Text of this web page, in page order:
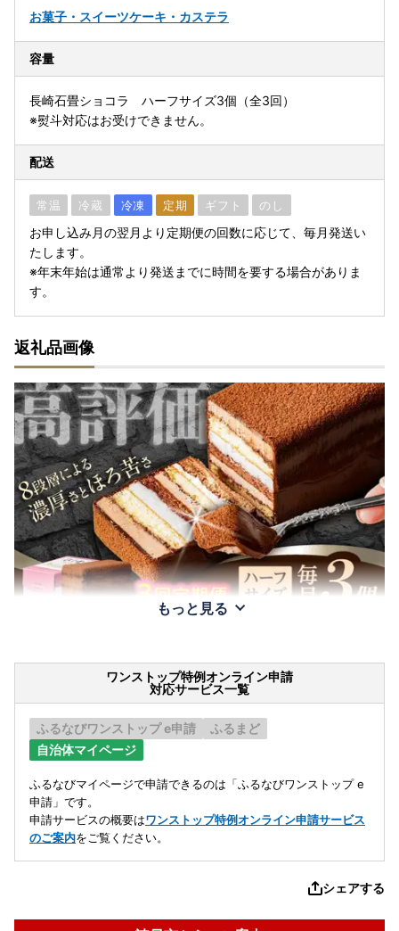
お菓子・スイーツケーキ・カステラ
容量
長崎石畳ショコラ ハーフサイズ3個（全3回）
※熨斗対応はお受けできません。
配送
常温 冷蔵 冷凍 定期 ギフト のし
お申し込み月の翌月より定期便の回数に応じて、毎月発送い
たします。
※年末年始は通常より発送までに時間を要する場合がありま
す。
返礼品画像
もっと見る
ワンストップ特例オンライン申請
対応サービス一覧
ふるなびワンストップ e申請
ふるまど
自治体マイページ
ふるなびマイページで申請できるのは「ふるなびワンストップ e
申請」です。
申請サービスの概要はワンストップ特例オンライン申請サービス
のご案内をご覧ください。
シェアする